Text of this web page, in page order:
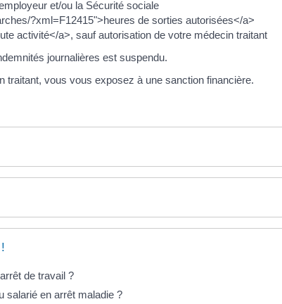
et/ou la Sécurité sociale
?xml=F12415">heures de sorties autorisées</a>
activité</a>, sauf autorisation de votre médecin traitant
journalières est suspendu.
vous vous exposez à une sanction financière.
de travail ?
salarié en arrêt maladie ?